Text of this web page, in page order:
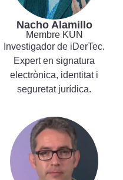
Nacho Alamillo
Membre KUN
Investigador de iDerTec.
Expert en signatura
electrònica, identitat i
seguretat jurídica.